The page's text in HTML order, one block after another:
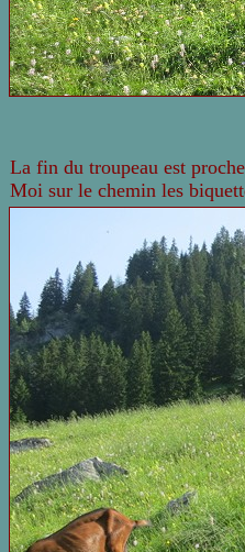
La fin du troupeau est
Moi sur le chemin les